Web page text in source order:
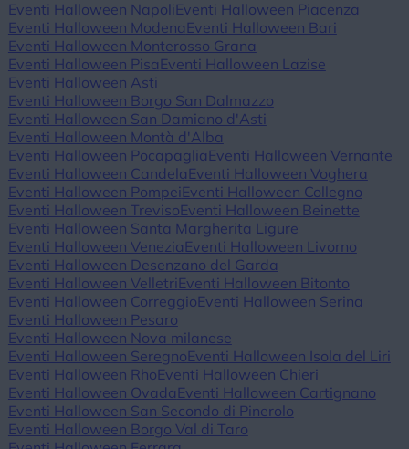
Eventi Halloween NapoliEventi Halloween Piacenza
Eventi Halloween Modena Eventi Halloween Bari
Eventi Halloween Monterosso Grana
Eventi Halloween Pisa Eventi Halloween Lazise
Eventi Halloween Asti
Eventi Halloween Borgo San Dalmazzo
Eventi Halloween San Damiano d'Asti
Eventi Halloween Montà d'Alba
Eventi Halloween Pocapaglia Eventi Halloween Vernante
Eventi Halloween Candela Eventi Halloween Voghera
Eventi Halloween PompeiEventi Halloween Collegno
Eventi Halloween TrevisoEventi Halloween Beinette
Eventi Halloween Santa Margherita Ligure
Eventi Halloween Venezia Eventi Halloween Livorno
Eventi Halloween Desenzano del Garda
Eventi Halloween VelletriEventi Halloween Bitonto
Eventi Halloween CorreggioEventi Halloween Serina
Eventi Halloween Pesaro
Eventi Halloween Nova milanese
Eventi Halloween SeregnoEventi Halloween Isola del Liri
Eventi Halloween RhoEventi Halloween Chieri
Eventi Halloween Ovada Eventi Halloween Cartignano
Eventi Halloween San Secondo di Pinerolo
Eventi Halloween Borgo Val di Taro